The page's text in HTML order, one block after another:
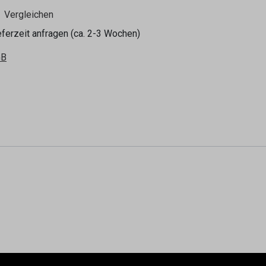
Vergleichen
anfragen (ca. 2-3 Wochen)